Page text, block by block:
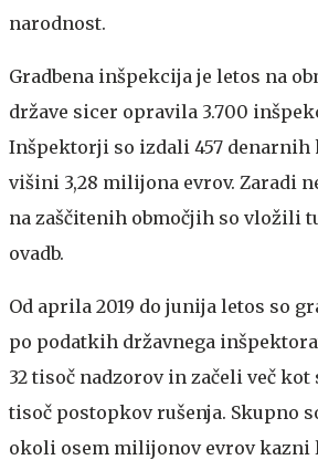
narodnost.
Gradbena inšpekcija je letos na
države sicer opravila 3.700
Inšpektorji so izdali 457 denarnih
višini 3,28 milijona evrov. Zaradi
na zaščitenih območjih so vložili
ovadb.
Od aprila 2019 do junija letos so
po podatkih državnega
32 tisoč nadzorov in začeli več kot
tisoč postopkov rušenja. Skupno
okoli osem milijonov evrov kazni